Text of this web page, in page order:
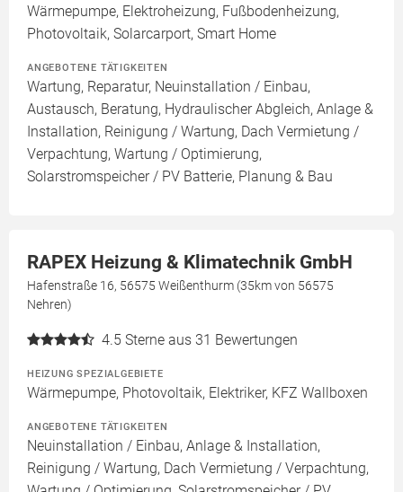
Wärmepumpe, Elektroheizung, Fußbodenheizung,
Photovoltaik, Solarcarport, Smart Home
ANGEBOTENE TÄTIGKEITEN
Wartung, Reparatur, Neuinstallation / Einbau,
Austausch, Beratung, Hydraulischer Abgleich, Anlage &
Installation, Reinigung / Wartung, Dach Vermietung /
Verpachtung, Wartung / Optimierung,
Solarstromspeicher / PV Batterie, Planung & Bau
RAPEX Heizung & Klimatechnik GmbH
Hafenstraße 16, 56575 Weißenthurm (35km von 56575
Nehren)
4.5 Sterne aus 31 Bewertungen
HEIZUNG SPEZIALGEBIETE
Wärmepumpe, Photovoltaik, Elektriker, KFZ Wallboxen
ANGEBOTENE TÄTIGKEITEN
Neuinstallation / Einbau, Anlage & Installation,
Reinigung / Wartung, Dach Vermietung / Verpachtung,